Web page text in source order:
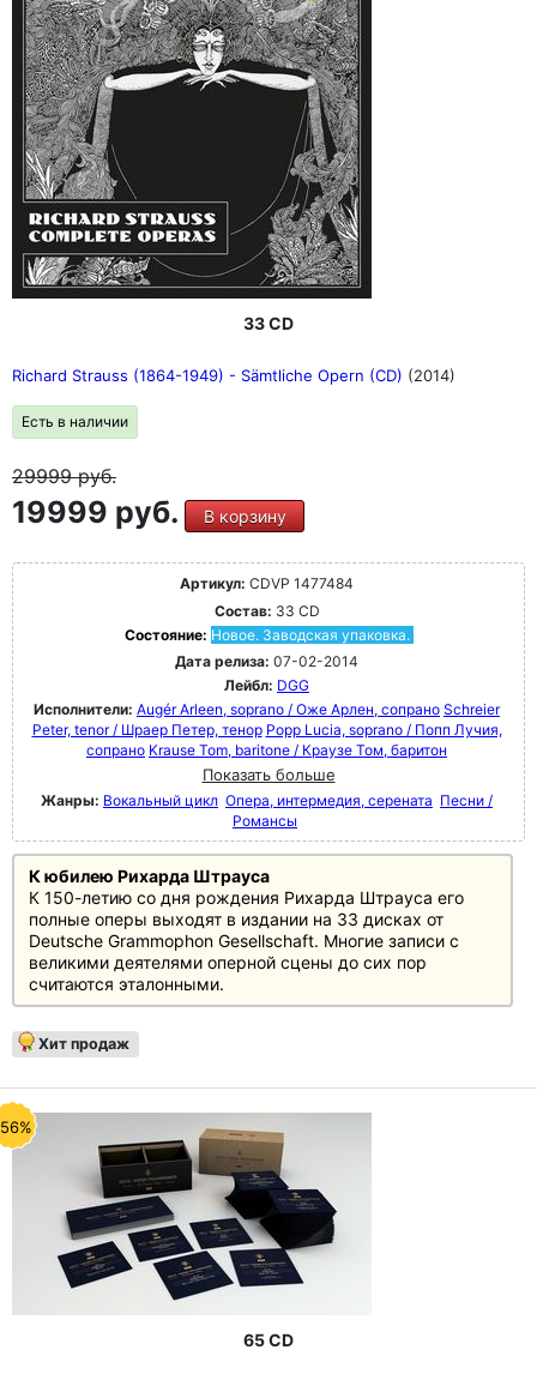
33 CD
Richard Strauss (1864-1949) - Sämtliche Opern (CD) (2014)
Есть в наличии
29999руб.
19999 руб. В корзину
Артикул: CDVP 1477484
Состав: 33 CD
Состояние: Новое. Заводская упаковка.
Дата релиза: 07-02-2014
Лейбл: DGG
Исполнители: Augér Arleen, soprano / Оже Арлен, сопрано Schreier
Peter, tenor / Шраер Петер, тенор Popp Lucia, soprano / Попп Лучия,
сопрано Krause Tom, baritone / Краузе Том, баритон
Показать больше
Жанры: Вокальный цикл Опера, интермедия, серената Песни /
Романсы
К юбилею Рихарда Штрауса
К 150-летию со дня рождения Рихарда Штрауса его
полные оперы выходят в издании на 33 дисках от
Deutsche Grammophon Gesellschaft. Многие записи с
великими деятелями оперной сцены до сих пор
считаются эталонными.
Хит продаж
65 CD